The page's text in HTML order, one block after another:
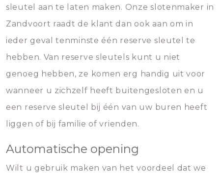
sleutel aan te laten maken. Onze slotenmaker in
Zandvoort raadt de klant dan ook aan om in
ieder geval tenminste één reserve sleutel te
hebben. Van reserve sleutels kunt u niet
genoeg hebben, ze komen erg handig uit voor
wanneer u zichzelf heeft buitengesloten en u
een reserve sleutel bij één van uw buren heeft
liggen of bij familie of vrienden.
Automatische opening
Wilt u gebruik maken van het voordeel dat we